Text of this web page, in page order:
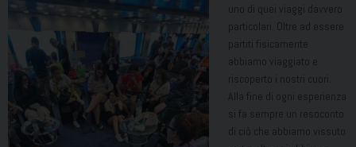
uno di quei viaggi davvero
particolari. Oltre ad essere
partiti fisicamente
abbiamo viaggiato e
riscoperto i nostri cuori.
Alla fine di ogni esperienza
si fa sempre un resoconto
di ciò che abbiamo vissuto